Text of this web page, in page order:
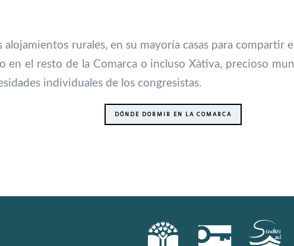
alojamientos rurales, en su mayoría casas para
en el resto de la Comarca o incluso Xàtiva, precioso
individuales de los congresistas.
DÓNDE DORMIR EN LA COMARCA